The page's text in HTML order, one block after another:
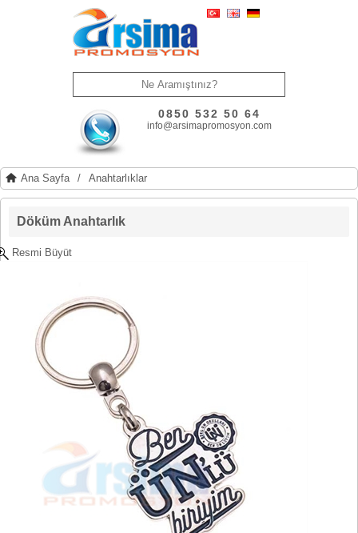
0850 532 50 64
info@arsimapromosyon.com
Ana Sayfa / Anahtarlıklar
Döküm Anahtarlık
Resmi Büyüt